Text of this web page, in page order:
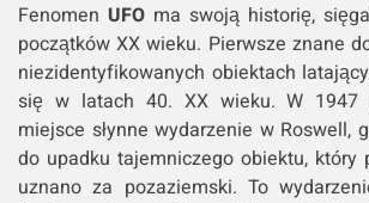
Fenomen UFO ma swoją historię,
początków XX wieku. Pierwsze znane
niezidentyfikowanych obiektach
się w latach 40. XX wieku. W 1947
miejsce słynne wydarzenie w Roswell,
do upadku tajemniczego obiektu, który
uznano za pozaziemski. To